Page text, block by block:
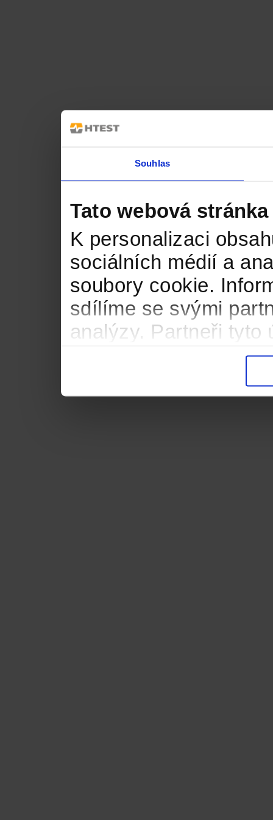
Souhlas
Tato webová
K personalizaci
sociálních médií a
soubory cookie.
sdílíme se svými
analýzy. Partneři tyto
informacemi, které